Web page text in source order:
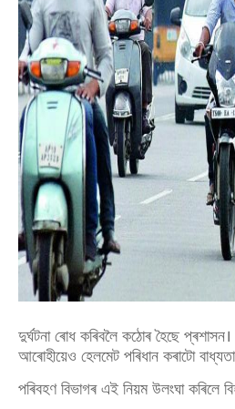
দুৰ্ঘটনা ৰোধ কৰিবলৈ কঠোৰ হৈছে
আৰোহীয়েও হেলমেট পৰিধান কৰাটো
পৰিবহণ বিভাগৰ এই নিয়ম উলংঘা কৰিলে